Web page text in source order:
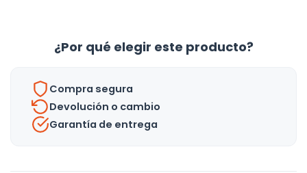
¿Por qué elegir este producto?
Compra segura
Devolución o cambio
Garantía de entrega